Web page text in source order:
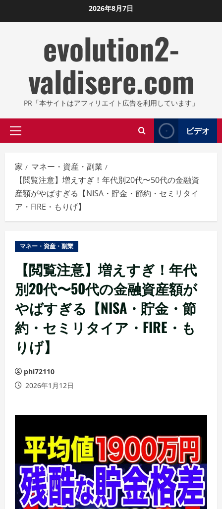
ン
2026年8月7日
evolution2-
valdisere.com
PR「本サイトはアフィリエイト広告を利用しています」
プ
イ
マ
リ
メ
ニ
ュ
ビデオ
家
マネー・資産・副業
【閲覧注意】増えすぎ！年代別20代〜50代の金融資
産額がやばすぎる【NISA・貯金・節約・セミリタイ
ア・FIRE・もりげ】
マネー・資産・副業
【閲覧注意】増えすぎ！年代
別20代〜50代の金融資産額が
やばすぎる【NISA・貯金・節
約・セミリタイア・FIRE・も
りげ】
phi72110
2026年1月12日